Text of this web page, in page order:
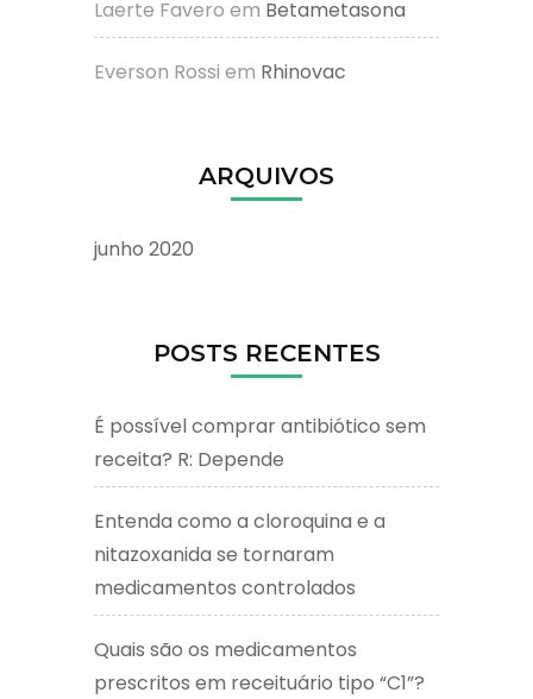
Laerte Favero em Betametasona
Everson Rossi em Rhinovac
ARQUIVOS
junho 2020
POSTS RECENTES
É possível comprar antibiótico sem
receita? R: Depende
Entenda como a cloroquina e a
nitazoxanida se tornaram
medicamentos controlados
Quais são os medicamentos
prescritos em receituário tipo “C1”?